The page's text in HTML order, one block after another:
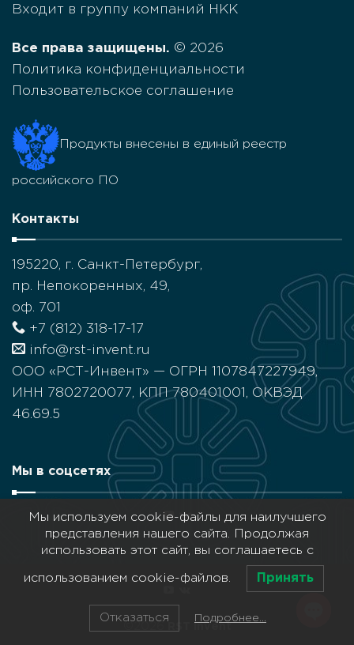
Входит в группу компаний НКК
Все права защищены. © 2026
Политика конфиденциальности
Пользовательское соглашение
Продукты внесены в единый реестр
российского ПО
Контакты
195220, г. Санкт-Петербург,
пр. Непокоренных, 49,
оф. 701
+7 (812) 318-17-17
info@rst-invent.ru
ООО «РСТ-Инвент» — ОГРН 1107847227949,
ИНН 7802720077, КПП 780401001, ОКВЭД
46.69.5
Мы в соцсетях
RST Invent
Мы используем cookie-файлы для наилучшего
представления нашего сайта. Продолжая
использовать этот сайт, вы соглашаетесь с
использованием cookie-файлов. Принять
Отказаться Подробнее…